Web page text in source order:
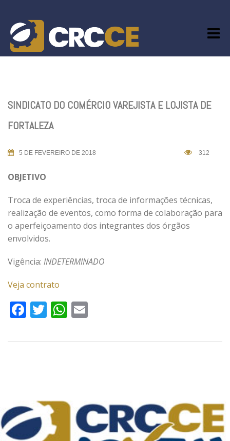
content
SINDICATO DO COMÉRCIO VAREJISTA E LOJISTA DE
FORTALEZA
5 DE FEVEREIRO DE 2018 312
OBJETIVO
Troca de experiências, troca de informações técnicas,
realização de eventos, como forma de colaboração para
o aperfeiçoamento dos integrantes dos órgãos
envolvidos.
Vigência: INDETERMINADO
Veja contrato
Facebook
TwitterWhatsApp